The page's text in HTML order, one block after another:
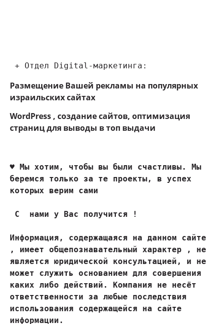
+ Отдел Digital-маркетинга:
Размещение Вашей рекламы на популярных
израильских сайтах
WordPress , создание сайтов, оптимизация
страниц для выводы в топ выдачи
♥
Мы хотим, чтобы вы были счастливы. Мы
беремся только за те проекты, в успех
которых верим сами
С  нами у Вас получится !
Информация, содержащаяся на данном сайте
, имеет общепознавательный характер , не
является юридической консультацией, и не
может служить основанием для совершения
каких либо действий. Компания не несёт
ответственности за любые последствия
использования содержащейся на сайте